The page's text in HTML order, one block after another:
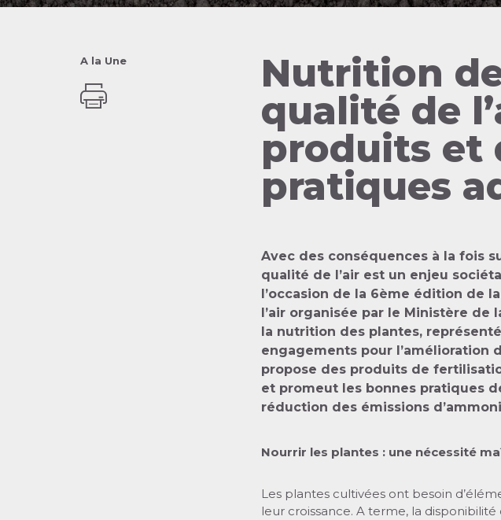
A la Une
Nutrition
qualité de
produits et
pratiques
Avec des conséquences à la fois
qualité de l’air est un enjeu
l’occasion de la 6ème édition de
l’air organisée par le Ministère de
la nutrition des plantes,
engagements pour l’amélioration
propose des produits de
et promeut les bonnes pratiques
réduction des émissions
Nourrir les plantes : une nécessité
Les plantes cultivées ont besoin
leur croissance. A terme, la